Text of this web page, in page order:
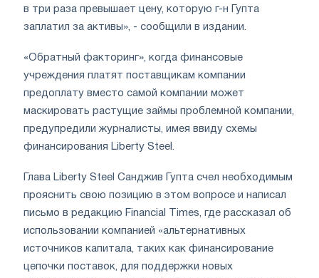
в три раза превышает цену, которую г-н Гупта
заплатил за активы», - сообщили в издании.
«Обратный факторинг», когда финансовые
учреждения платят поставщикам компании
предоплату вместо самой компании может
маскировать растущие займы проблемной компании,
предупредили журналисты, имея ввиду схемы
финансирования Liberty Steel
Глава Liberty Steel Санджив Гупта счел необходимым
прояснить свою позицию в этом вопросе и написал
письмо в редакцию Financial Times, где рассказал об
использовании компанией «альтернативных
источников капитала, таких как финансирование
цепочки поставок, для поддержки новых